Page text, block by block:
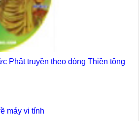
Phật truyền theo dòng Thiền tông
máy vi tính